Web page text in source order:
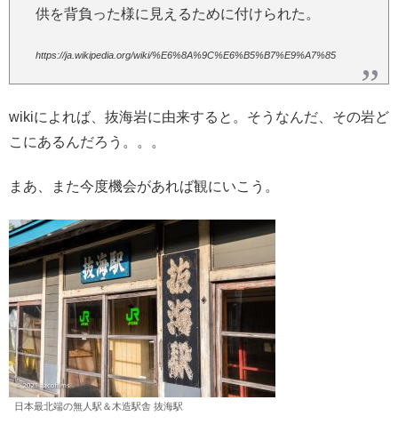
供を背負った様に見えるために付けられた。
https://ja.wikipedia.org/wiki/%E6%8A%9C%E6%B5%B7%E9%A7%85
wikiによれば、抜海岩に由来すると。そうなんだ、その岩ど
こにあるんだろう。。。
まあ、また今度機会があれば観にいこう。
日本最北端の無人駅＆木造駅舎 抜海駅